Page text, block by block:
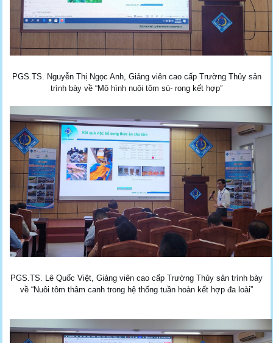
PGS.TS. Nguyễn Thị Ngọc Anh, Giảng viên cao cấp Trường Thủy sản
trình bày về “Mô hình nuôi tôm sú- rong kết hợp”
PGS.TS. Lê Quốc Việt, Giảng viên cao cấp Trường Thủy sản trình bày
về “Nuôi tôm thâm canh trong hệ thống tuần hoàn kết hợp đa loài”